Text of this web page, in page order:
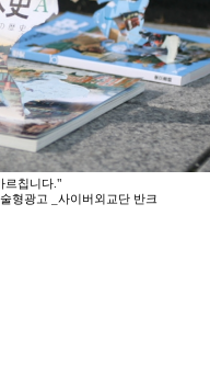
르칩니다."
형광고 _사이버외교단 반크